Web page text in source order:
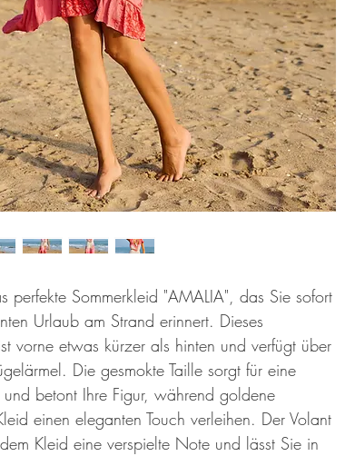
perfekte Sommerkleid "AMALIA", das Sie sofort
Urlaub am Strand erinnert. Dieses
vorne etwas kürzer als hinten und verfügt über
Die gesmokte Taille sorgt für eine
und betont Ihre Figur, während goldene
einen eleganten Touch verleihen. Der Volant
Kleid eine verspielte Note und lässt Sie in